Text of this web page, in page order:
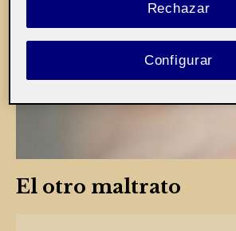
El otro maltrato
Rechazar
Configurar